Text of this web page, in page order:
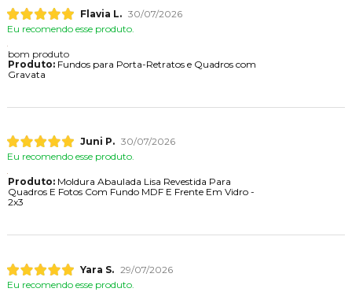
Flavia L. 30/07/2026
Eu recomendo esse produto.
bom produto
Produto:Fundos para Porta-Retratos e Quadros com
Gravata
Juni P. 30/07/2026
Eu recomendo esse produto.
Produto:Moldura Abaulada Lisa Revestida Para
Quadros E Fotos Com Fundo MDF E Frente Em Vidro -
2x3
Yara S. 29/07/2026
Eu recomendo esse produto.